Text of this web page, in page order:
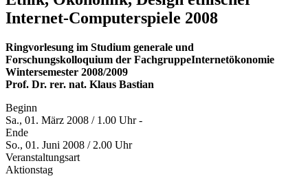
Internet-Computerspiele 2008
Ringvorlesung im Studium generale und
Forschungskolloquium der FachgruppeInternetökonomie
Wintersemester 2008/2009
Prof. Dr. rer. nat. Klaus Bastian
Beginn
Sa., 01. März 2008 / 1.00 Uhr -
Ende
So., 01. Juni 2008 / 2.00 Uhr
Veranstaltungsart
Aktionstag